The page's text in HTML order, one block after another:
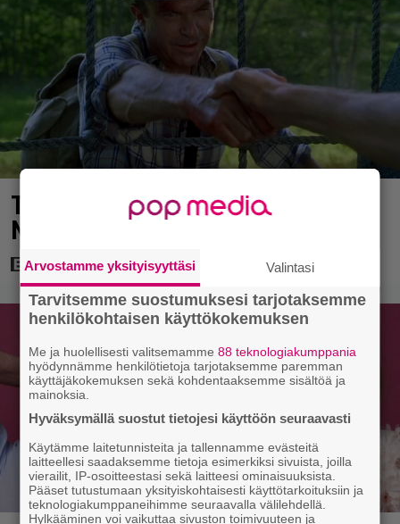
Tuleva videopelielokuva jäi Sam
Neillin viimeiseksi rooliksi
Arvostamme yksityisyyttäsi Valintasi
Tarvitsemme suostumuksesi tarjotaksemme
henkilökohtaisen käyttökokemuksen
Me ja huolellisesti valitsemamme88 teknologiakumppania
hyödynnämme henkilötietoja tarjotaksemme paremman
käyttäjäkokemuksen sekä kohdentaaksemme sisältöä ja
mainoksia.
Hyväksymällä suostut tietojesi käyttöön seuraavasti
Käytämme laitetunnisteita ja tallennamme evästeitä
laitteellesi saadaksemme tietoja esimerkiksi sivuista, joilla
vierailit, IP-osoitteestasi sekä laitteesi ominaisuuksista.
Pääset tutustumaan yksityiskohtaisesti käyttötarkoituksiin ja
teknologiakumppaneihimme seuraavalla välilehdellä.
Hylkääminen voi vaikuttaa sivuston toimivuuteen ja